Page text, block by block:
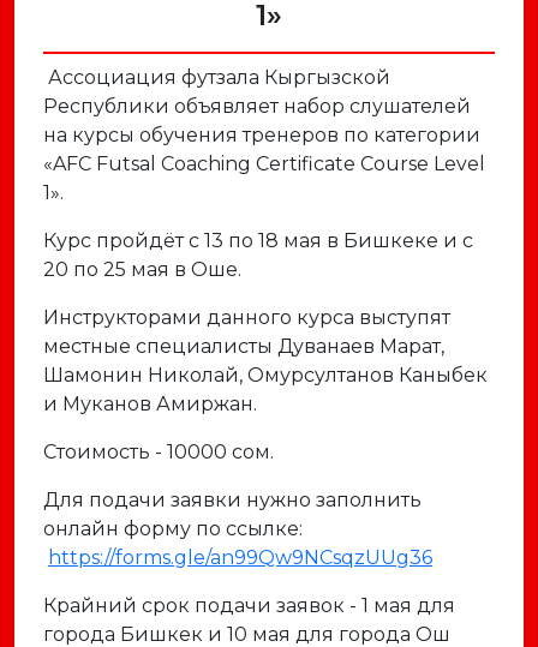
1»
Ассоциация футзала Кыргызской
Республики объявляет набор слушателей
на курсы обучения тренеров по категории
«AFC Futsal Coaching Certificate Course Level
1».
Курс пройдёт с 13 по 18 мая в Бишкеке и с
20 по 25 мая в Оше.
Инструкторами данного курса выступят
местные специалисты Дуванаев Марат,
Шамонин Николай, Омурсултанов Каныбек
и Муканов Амиржан.
Стоимость - 10000 сом.
Для подачи заявки нужно заполнить
онлайн форму по ссылке:
https://forms.gle/an99Qw9NCsqzUUg36
Крайний срок подачи заявок - 1 мая для
города Бишкек и 10 мая для города Ош